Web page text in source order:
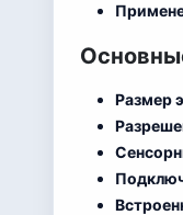
Размер